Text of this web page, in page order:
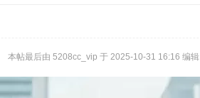
本帖最后由 5208cc_vip 于 2025-10-31 16:16 编辑